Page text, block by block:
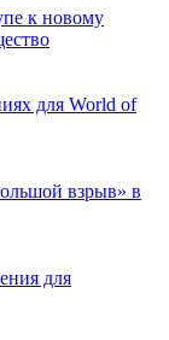
к новому
для World of
взрыв» в
для